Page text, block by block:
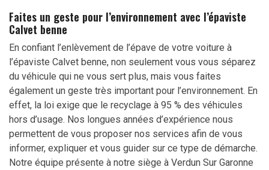
Faites un geste pour l’environnement avec l’épaviste
Calvet benne
En confiant l’enlèvement de l’épave de votre voiture à
l’épaviste Calvet benne, non seulement vous vous séparez
du véhicule qui ne vous sert plus, mais vous faites
également un geste très important pour l’environnement. En
effet, la loi exige que le recyclage à 95 % des véhicules
hors d’usage. Nos longues années d’expérience nous
permettent de vous proposer nos services afin de vous
informer, expliquer et vous guider sur ce type de démarche.
Notre équipe présente à notre siège à Verdun Sur Garonne